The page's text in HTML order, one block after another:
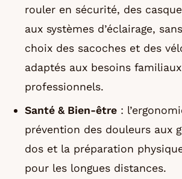
rouler en sécurité, des
aux systèmes d’éclairage,
choix des sacoches et des
adaptés aux besoins
professionnels.
Santé & Bien-être:
prévention des douleurs aux
dos et la préparation
pour les longues distances.